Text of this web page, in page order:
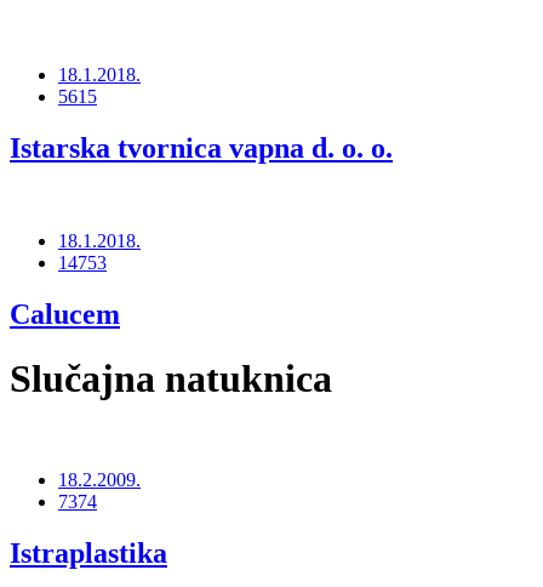
18.1.2018.
5615
Istarska tvornica vapna d. o. o.
18.1.2018.
14753
Calucem
Slučajna natuknica
18.2.2009.
7374
Istraplastika